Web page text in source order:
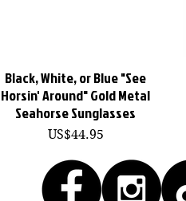
快速瀏覽
Black, White, or Blue "See
Horsin' Around" Gold Metal
Seahorse Sunglasses
價格
US$44.95